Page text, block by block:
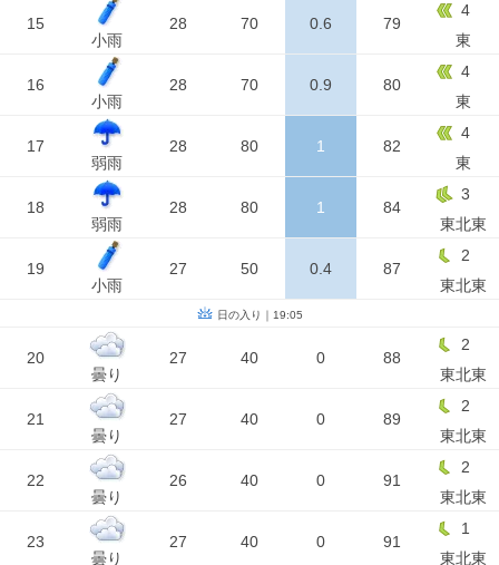
15
小雨
28 70 0.6 79
4
東
16
小雨
28 70 0.9 80
4
東
17
弱雨
28 80 1 82
4
東
18
弱雨
28 80 1 84
3
東北東
19
小雨
27 50 0.4 87
2
東北東
日の入り｜19:05
20
曇り
27 40 0 88
2
東北東
21
曇り
27 40 0 89
2
東北東
22
曇り
26 40 0 91
2
東北東
23
曇り
27 40 0 91
1
東北東